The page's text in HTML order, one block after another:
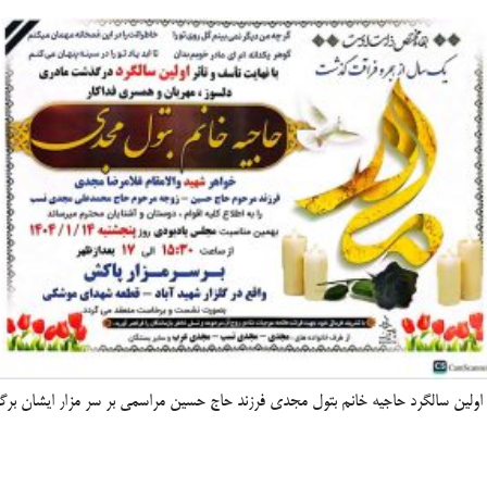
سالگرد حاجیه خانم بتول مجدی فرزند حاج حسین مراسمی بر سر مزار ایشان